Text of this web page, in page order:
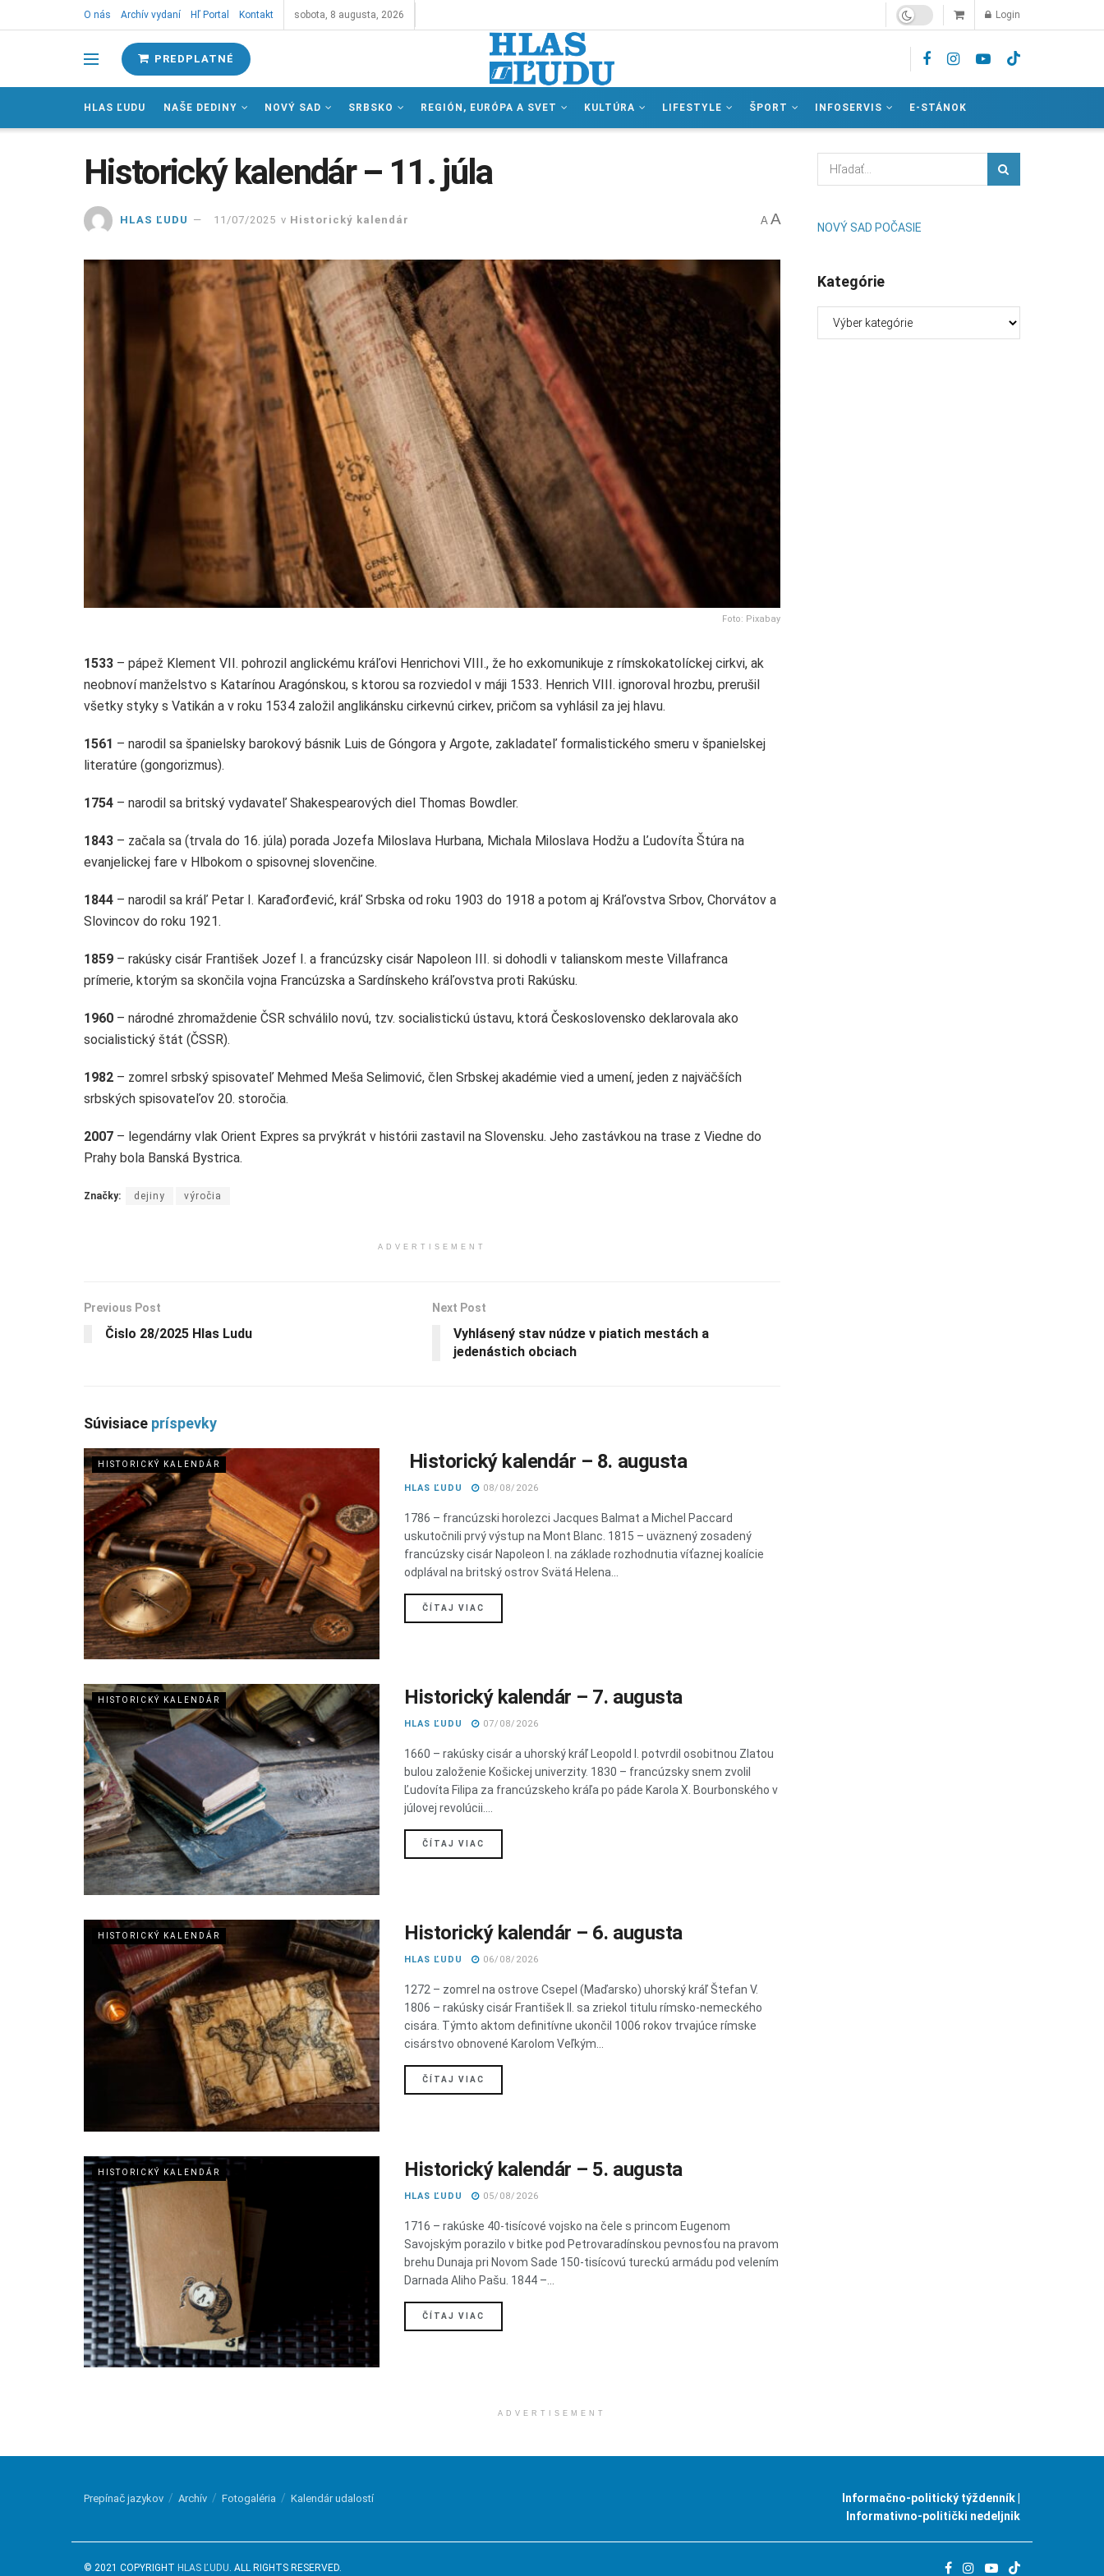
O nás Archív vydaní Hľ Portal Kontakt sobota, 8 augusta, 2026 Login
PREDPLATNÉ
HLAS ĽUDU NAŠE DEDINY NOVÝ SAD SRBSKO REGIÓN, EURÓPA A SVET KULTÚRA LIFESTYLE ŠPORT INFOSERVIS E-STÁNOK
Historický kalendár – 11. júla
HLAS ĽUDU 11/07/2025 v Historický kalendár A A
Foto: Pixabay
1533 – pápež Klement VII. pohrozil anglickému kráľovi Henrichovi VIII., že ho exkomunikuje z rímskokatolíckej cirkvi, ak
neobnoví manželstvo s Katarínou Aragónskou, s ktorou sa rozviedol v máji 1533. Henrich VIII. ignoroval hrozbu, prerušil
všetky styky s Vatikán a v roku 1534 založil anglikánsku cirkevnú cirkev, pričom sa vyhlásil za jej hlavu.
1561 – narodil sa španielsky barokový básnik Luis de Góngora y Argote, zakladateľ formalistického smeru v španielskej
literatúre (gongorizmus).
1754 – narodil sa britský vydavateľ Shakespearových diel Thomas Bowdler.
1843 – začala sa (trvala do 16. júla) porada Jozefa Miloslava Hurbana, Michala Miloslava Hodžu a Ľudovíta Štúra na
evanjelickej fare v Hlbokom o spisovnej slovenčine.
1844 – narodil sa kráľ Petar I. Karađorđević, kráľ Srbska od roku 1903 do 1918 a potom aj Kráľovstva Srbov, Chorvátov a
Slovincov do roku 1921.
1859 – rakúsky cisár František Jozef I. a francúzsky cisár Napoleon III. si dohodli v talianskom meste Villafranca
prímerie, ktorým sa skončila vojna Francúzska a Sardínskeho kráľovstva proti Rakúsku.
1960 – národné zhromaždenie ČSR schválilo novú, tzv. socialistickú ústavu, ktorá Československo deklarovala ako
socialistický štát (ČSSR).
1982 – zomrel srbský spisovateľ Mehmed Meša Selimović, člen Srbskej akadémie vied a umení, jeden z najväčších
srbských spisovateľov 20. storočia.
2007 – legendárny vlak Orient Expres sa prvýkrát v histórii zastavil na Slovensku. Jeho zastávkou na trase z Viedne do
Prahy bola Banská Bystrica.
Značky: dejiny výročia
ADVERTISEMENT
Previous Post
Čislo 28/2025 Hlas Ludu
Next Post
Vyhlásený stav núdze v piatich mestách a
jedenástich obciach
Súvisiace príspevky
HISTORICKÝ KALENDÁR Historický kalendár – 8. augusta
HLAS ĽUDU 08/08/2026
1786 – francúzski horolezci Jacques Balmat a Michel Paccard
uskutočnili prvý výstup na Mont Blanc. 1815 – uväznený zosadený
francúzsky cisár Napoleon I. na základe rozhodnutia víťaznej koalície
odplával na britský ostrov Svätá Helena...
ČÍTAJ VIAC
HISTORICKÝ KALENDÁR Historický kalendár – 7. augusta
HLAS ĽUDU 07/08/2026
1660 – rakúsky cisár a uhorský kráľ Leopold I. potvrdil osobitnou Zlatou
bulou založenie Košickej univerzity. 1830 – francúzsky snem zvolil
Ľudovíta Filipa za francúzskeho kráľa po páde Karola X. Bourbonského v
júlovej revolúcii....
ČÍTAJ VIAC
HISTORICKÝ KALENDÁR Historický kalendár – 6. augusta
HLAS ĽUDU 06/08/2026
1272 – zomrel na ostrove Csepel (Maďarsko) uhorský kráľ Štefan V.
1806 – rakúsky cisár František II. sa zriekol titulu rímsko-nemeckého
cisára. Týmto aktom definitívne ukončil 1006 rokov trvajúce rímske
cisárstvo obnovené Karolom Veľkým...
ČÍTAJ VIAC
HISTORICKÝ KALENDÁR Historický kalendár – 5. augusta
HLAS ĽUDU 05/08/2026
1716 – rakúske 40-tisícové vojsko na čele s princom Eugenom
Savojským porazilo v bitke pod Petrovaradínskou pevnosťou na pravom
brehu Dunaja pri Novom Sade 150-tisícovú tureckú armádu pod velením
Darnada Aliho Pašu. 1844 –...
ČÍTAJ VIAC
NOVÝ SAD POČASIE
Kategórie
ADVERTISEMENT
Prepínač jazykov Archív Fotogaléria Kalendár udalostí
Informačno-politický týždenník |
Informativno-politički nedeljnik
© 2021 COPYRIGHT HLAS ĽUDU. ALL RIGHTS RESERVED.